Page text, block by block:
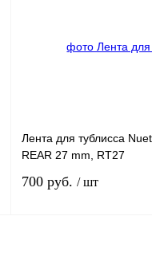
Лента для тублисса
REAR 27 mm, RT27
700 руб. / шт